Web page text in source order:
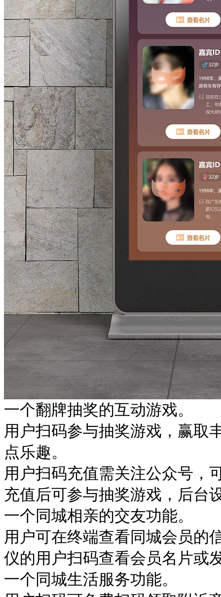
一个翻牌抽奖的互动游戏。
用户扫码参与抽奖游戏，赢取
点乐趣。
用户扫码充值需关注公众号，
充值后可参与抽奖游戏，后台
一个同城相亲的交友功能。
用户可在终端查看同城会员的
仪的用户扫码查看会员名片或
一个同城生活服务功能。